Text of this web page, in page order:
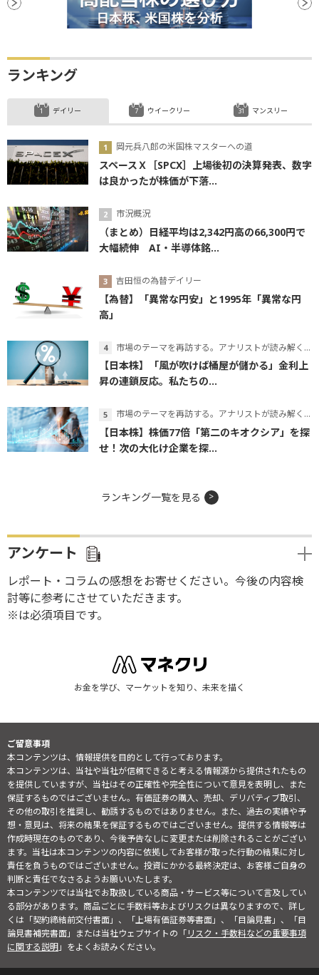
ランキング
デイリー
岡元兵八郎の米国株マスターへの道
スペースＸ［SPCX］上場後初の決算発表、数字
は良かったが株価が下落...
市況概況
（まとめ）日経平均は2,342円高の66,300円で
大幅続伸 AI・半導体銘...
吉田恒の為替デイリー
【為替】「異常な円安」と1995年「異常な円
高」
市場のテーマを再訪する。アナリストが読み解くテーマの本質
【日本株】「風が吹けば桶屋が儲かる」金利上
昇の連鎖反応。私たちの...
市場のテーマを再訪する。アナリストが読み解くテーマの本質
【日本株】株価77倍「第二のキオクシア」を探
せ！次の大化け企業を探...
ウイークリー マンスリー
ランキング一覧を見る
アンケート
レポート・コラムの感想をお寄せください。今後の内容検
討等に参考にさせていただきます。
※は必須項目です。
お金を学び、マーケットを知り、未来を描く
ご留意事項
本コンテンツは、情報提供を目的として行っております。
本コンテンツは、当社や当社が信頼できると考える情報源から提供されたもの
を提供していますが、当社はその正確性や完全性について意見を表明し、また
保証するものではございません。有価証券の購入、売却、デリバティブ取引、
その他の取引を推奨し、勧誘するものではありません。また、過去の実績や予
想・意見は、将来の結果を保証するものではございません。提供する情報等は
作成時現在のものであり、今後予告なしに変更または削除されることがござい
ます。当社は本コンテンツの内容に依拠してお客様が取った行動の結果に対し
責任を負うものではございません。投資にかかる最終決定は、お客様ご自身の
判断と責任でなさるようお願いいたします。
本コンテンツでは当社でお取扱している商品・サービス等について言及してい
る部分があります。商品ごとに手数料等およびリスクは異なりますので、詳し
くは「契約締結前交付書面」、「上場有価証券等書面」、「目論見書」、「目
論見書補完書面」または当社ウェブサイトの「リスク・手数料などの重要事項
に関する説明」をよくお読みください。